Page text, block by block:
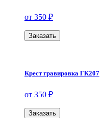
от 350 ₽
Заказать
Крест гравировка ГК207
от 350 ₽
Заказать